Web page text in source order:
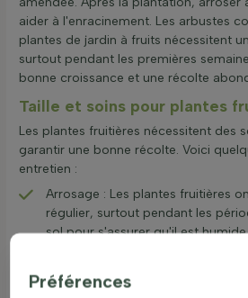
aider à l'enracinement. Les arbustes
plantes de jardin à fruits nécessitent
surtout pendant les premières
bonne croissance et une récolte
Taille et soins pour plantes
Les plantes fruitières nécessitent des
garantir une bonne récolte. Voici
entretien :
Arrosage : Les plantes fruitières
régulier, surtout pendant les
sol pour s'assurer qu'il est
propres pour éviter
Préférences